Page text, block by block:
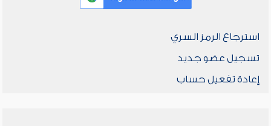
استرجاع الرمز السري
تسجيل عضو جديد
إعادة تفعيل حساب